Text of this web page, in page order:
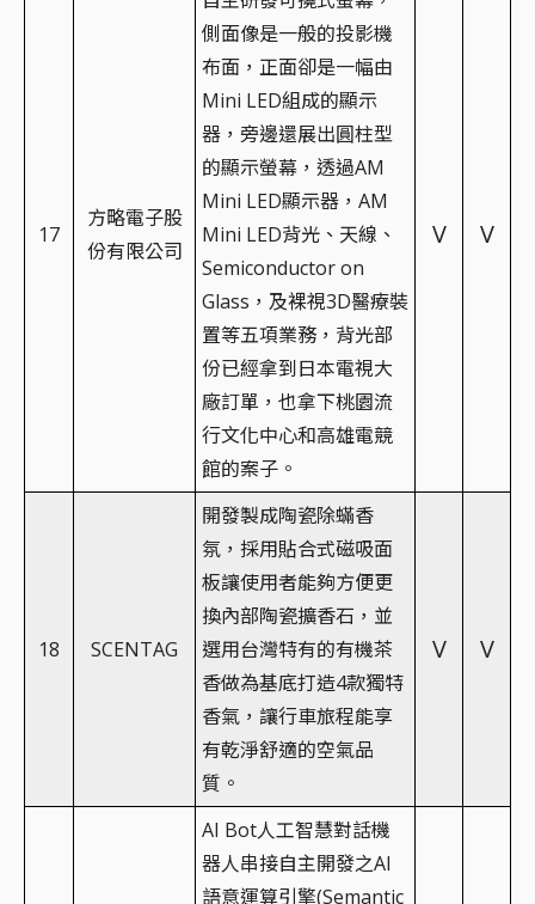
17
方略電子股
份有限公司
側面像是一般的投影機
布面，正面卻是一幅由
Mini LED組成的顯示
器，旁邊還展出圓柱型
的顯示螢幕，透過AM
Mini LED顯示器，AM
Mini LED背光、天線、
Semiconductor on
Glass，及裸視3D醫療裝
置等五項業務，背光部
份已經拿到日本電視大
廠訂單，也拿下桃園流
行文化中心和高雄電競
館的案子。
V V
18 SCENTAG
開發製成陶瓷除蟎香
氛，採用貼合式磁吸面
板讓使用者能夠方便更
換內部陶瓷擴香石，並
選用台灣特有的有機茶
香做為基底打造4款獨特
香氣，讓行車旅程能享
有乾淨舒適的空氣品
質。
V V
AI Bot人工智慧對話機
器人串接自主開發之AI
語意運算引擎(Semantic